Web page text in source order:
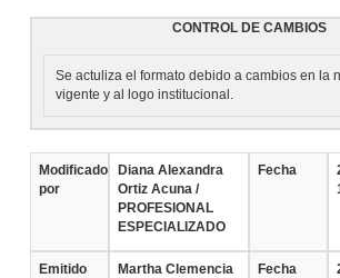
CONTROL DE CAMBIOS
Se actuliza el formato debido a cambios en la
vigente y al logo institucional.
Modificado
por
Diana Alexandra
Ortiz Acuna /
PROFESIONAL
ESPECIALIZADO
Fecha
Emitido Martha Clemencia Fecha